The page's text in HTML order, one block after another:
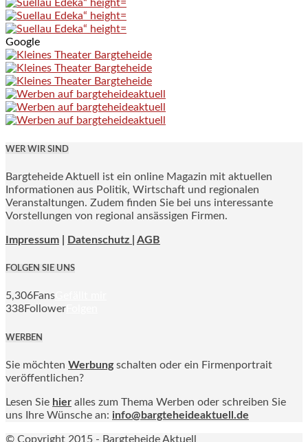
Google
WER WIR SIND
Bargteheide Aktuell ist ein online Magazin mit aktuellen
Informationen aus Politik, Wirtschaft und regionalen
Veranstaltungen. Zudem finden Sie bei uns interessante
Vorstellungen von regional ansässigen Firmen.
Impressum Datenschutz | AGB
FOLGEN SIE UNS
5,306Fans
338Follower
WERBEN
Sie möchten Werbung schalten oder ein Firmenportrait
veröffentlichen?
Lesen Sie hier alles zum Thema Werben oder schreiben Sie
uns Ihre Wünsche an: info@bargteheideaktuell.de
© Copyright 2015 - Bargteheide Aktuell